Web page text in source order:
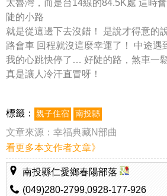
太魯灣，而是台14線的84.5K處 這時
陡的小路
就是從這邊下去沒錯！
是說才得意的
路會車 回程就沒這麼幸運了！
中途遇
我的心跳快停了… 好陡的路，煞車一
真是讓人冷汗直冒呀！
標籤： 親子住宿 南投縣
文章來源： 幸福典藏N部曲
看更多本文作者文章》
南投縣仁愛鄉春陽部落
(049)280-2799,0928-177-926